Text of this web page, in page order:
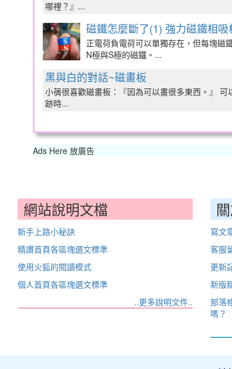
哪裡？』...
磁鐵怎麼斷了(1) 強力磁鐵相吸
正電荷負電荷可以單獨存在，但每塊磁
N極與S極的磁鐵。...
黑與白的對話~磁畫板
小蒨很喜歡磁畫板：『因為可以畫很多東西。』
跡時...
Ads Here 放廣告
網站說明文檔
新手上路小秘訣
精讚首頁各區塊選文標準
使用火狐的閱讀模式
個人首頁各區塊選文標準
..更多說明文件..
寫文
客服
更新
新版
部落
嗎？